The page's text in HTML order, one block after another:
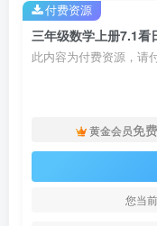
三年级数学上册7.1看
此内容为付费资源，请
黄金会员免费
您当
付费资源